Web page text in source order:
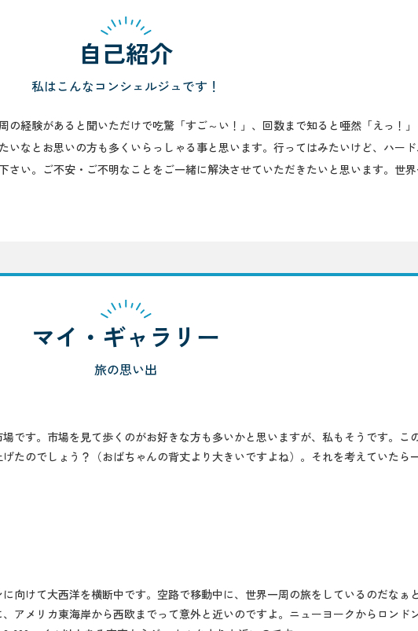
自己紹介
私はこんなコンシェルジュです！
の経験があると聞いただけで吃驚「すご～い！」、回数まで知ると唖然「えっ！
いなとお思いの方も多くいらっしゃる事と思います。行ってはみたいけど、ハー
い。ご不安・ご不明なことをご一緒に解決させていただきたいと思います。世
マイ・ギャラリー
旅の思い出
です。市場を見て歩くのがお好きな方も多いかと思いますが、私もそうです。こ
たのでしょう？（おばちゃんの背丈より大きいですよね）。それを考えていたら
向けて大西洋を横断中です。空路で移動中に、世界一周の旅をしているのだなぁ
アメリカ東海岸から西欧までって意外と近いのですよ。ニューヨークからロンド